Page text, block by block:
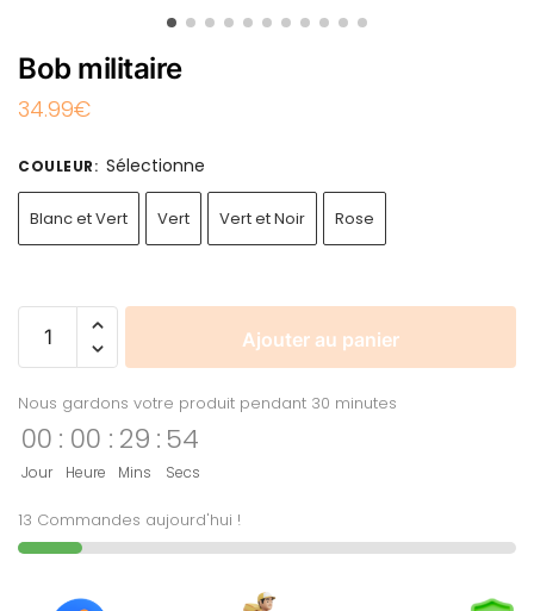
Bob militaire
34.99€
COULEUR: Sélectionne
Blanc et Vert Vert Vert et Noir Rose
Ajouter au panier
Nous gardons votre produit pendant 30 minutes
00
Jour
: 00
Heure
: 29
Mins
: 53
Secs
13 Commandes aujourd'hui !